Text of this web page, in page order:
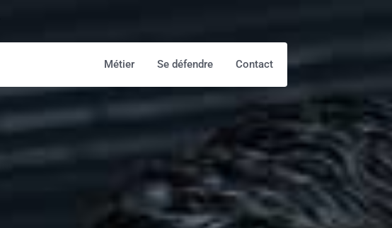
Métier Se défendre Contact